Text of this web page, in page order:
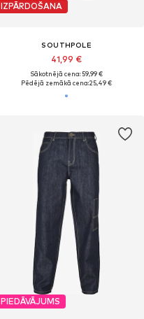
IZPĀRDOŠANA
SOUTHPOLE
41,99 €
Sākotnējā cena: 59,99 €
Pēdējā zemākā cena:25,49 €
PIEDĀVĀJUMS